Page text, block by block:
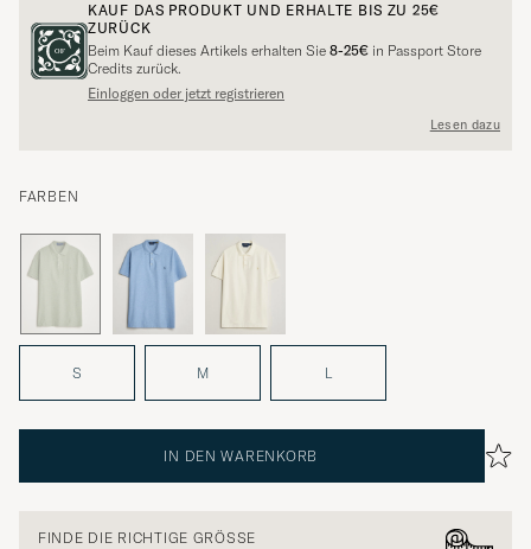
KAUF DAS PRODUKT UND ERHALTE BIS ZU 25€
ZURÜCK
Beim Kauf dieses Artikels erhalten Sie 8-25€ in Passport Store
Credits zurück.
Einloggen oder jetzt registrieren
Lesen dazu
FARBEN
S M L
IN DEN WARENKORB
FINDE DIE RICHTIGE GRÖSSE